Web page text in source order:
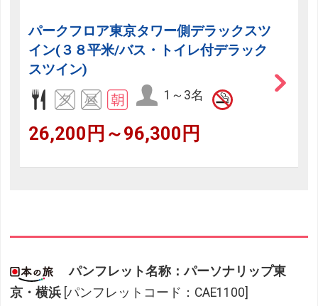
パークフロア東京タワー側デラックスツ
イン(３８平米/バス・トイレ付デラック
スツイン)
1～3名
26,200円～96,300円
パンフレット名称：パーソナリップ東
京・横浜 [パンフレットコード：CAE1100]